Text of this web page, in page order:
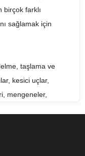
birçok farklı
sağlamak için
taşlama ve
kesici uçlar,
mengeneler,